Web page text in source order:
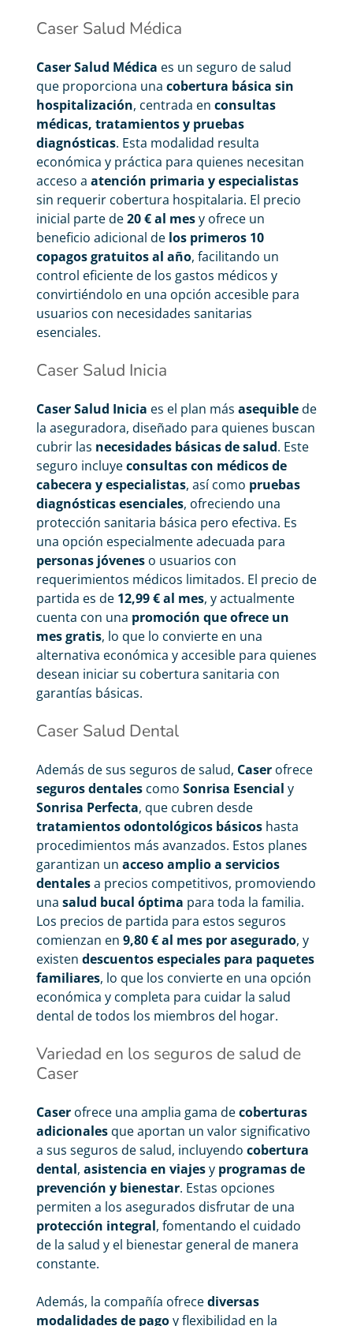
Caser Salud Médica
Caser Salud Médica es un seguro de salud
que proporciona una cobertura básica sin
hospitalización, centrada en consultas
médicas, tratamientos y pruebas
diagnósticas. Esta modalidad resulta
económica y práctica para quienes necesitan
acceso a atención primaria y especialistas
sin requerir cobertura hospitalaria. El precio
inicial parte de20 € al mesy ofrece un
beneficio adicional de los primeros 10
copagos gratuitos al año, facilitando un
control eficiente de los gastos médicos y
convirtiéndolo en una opción accesible para
usuarios con necesidades sanitarias
esenciales.
Caser Salud Inicia
Caser Salud Inicia es el plan más asequiblede
la aseguradora, diseñado para quienes buscan
cubrir las necesidades básicas de salud. Este
seguro incluyeconsultas con médicos de
cabecera y especialistas, así como pruebas
diagnósticas esenciales, ofreciendo una
protección sanitaria básica pero efectiva. Es
una opción especialmente adecuada para
personas jóvenes o usuarios con
requerimientos médicos limitados. El precio de
partida es de 12,99 € al mes, y actualmente
cuenta con una promoción que ofrece un
mes gratis, lo que lo convierte en una
alternativa económica y accesible para quienes
desean iniciar su cobertura sanitaria con
garantías básicas.
Caser Salud Dental
Además de sus seguros de salud, Caser ofrece
seguros dentales como Sonrisa Esencial y
Sonrisa Perfecta, que cubren desde
tratamientos odontológicos básicos hasta
procedimientos más avanzados. Estos planes
garantizan un acceso amplio a servicios
dentalesa precios competitivos, promoviendo
una salud bucal óptima para toda la familia.
Los precios de partida para estos seguros
comienzan en 9,80 € al mes por asegurado, y
existen descuentos especiales para paquetes
familiares, lo que los convierte en una opción
económica y completa para cuidar la salud
dental de todos los miembros del hogar.
Variedad en los seguros de salud de
Caser
Caser ofrece una amplia gama decoberturas
adicionales que aportan un valor significativo
a sus seguros de salud, incluyendo cobertura
dental, asistencia en viajesy programas de
prevención y bienestar. Estas opciones
permiten a los asegurados disfrutar de una
protección integral, fomentando el cuidado
de la salud y el bienestar general de manera
constante.
Además, la compañía ofrecediversas
modalidades de pagoy flexibilidad en la